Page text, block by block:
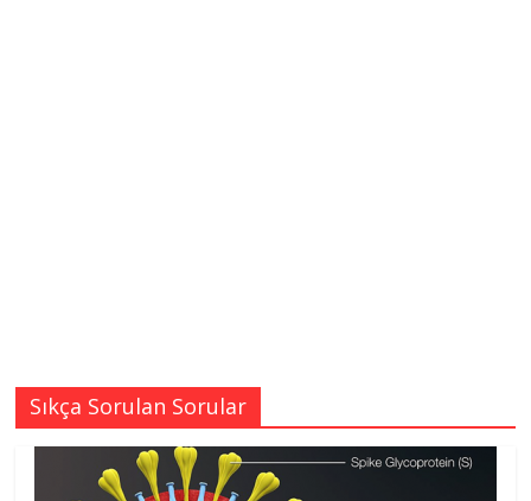
Sıkça Sorulan Sorular